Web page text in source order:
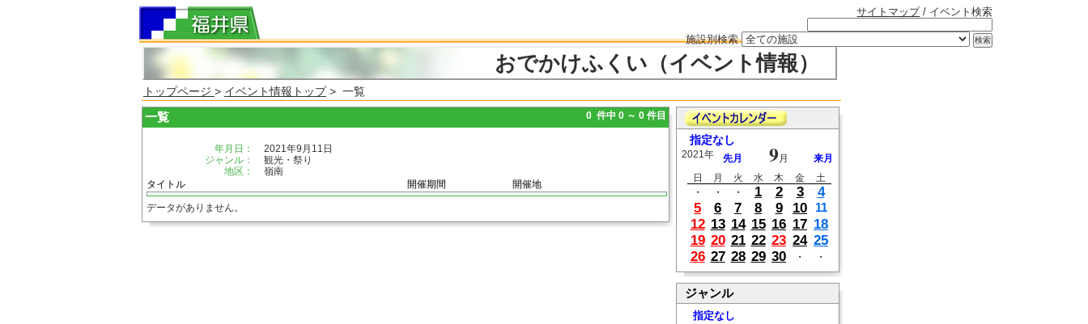
サイトマップ/ イベント検索
施設別検索
おでかけふくい（イベント情報）
トップページ > イベント情報トップ> 一覧
一覧 0 件中 0 ～ 0 件目
年月日：
2021年9月11日
ジャンル：
観光・祭り
地区：
嶺南
タイトル
開催期間 開催地
データがありません。
指定なし
2021年 先月 9月
来月
日
月 火 水 木 金
土
・
・ ・ 1 2 3
4
5
6 7 8 9 10 11
12 13 14 15 16 17 18
19 20 21 22 23 24 25
26 27 28 29 30 ・ ・
ジャンル
指定なし